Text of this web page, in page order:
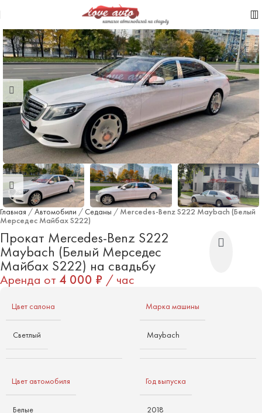
Главная /Автомобили / Седаны / Mercedes-Benz S222 Maybach (Белый
Мерседес Майбах S222)
Прокат Mercedes-Benz S222
Maybach (Белый Мерседес
Майбах S222) на свадьбу
Аренда от 4 000 ₽ / час
Цвет салона
Светлый
Марка машины
Maybach
Цвет автомобиля
Белые
Год выпуска
2018